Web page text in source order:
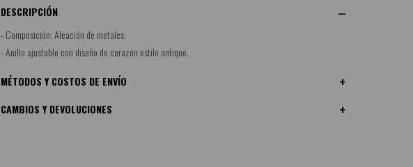
DESCRIPCIÓN
- Composición: Aleación de metales.
- Anillo ajustable con diseño de corazón estilo antique.
MÉTODOS Y COSTOS DE ENVÍO
CAMBIOS Y DEVOLUCIONES